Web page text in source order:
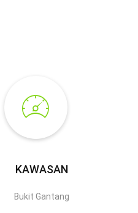
KAWASAN
Bukit Gantang